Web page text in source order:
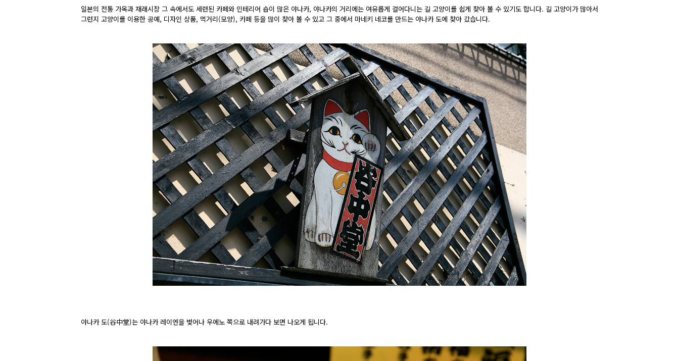
일본의 전통 가옥과 재래시장 그 속에서도 세련된 카페와 인테리어 숍이 많은 야나카, 야나카의 거리에는 여유롭게 걸어다니는 길 고양이를 쉽게 찾아 볼 수 있기도 합니다. 길 고양이가 많아서
그런지 고양이를 이용한 공예, 디자인 상품, 먹거리(모양), 카페 등을 많이 찾아 볼 수 있고 그 중에서 마네키 네코를 만드는 야나카 도에 찾아 갔습니다.
야나카 도(谷中堂)는 야나카 레이엔을 벚어나 우에노 쪽으로 내려가다 보면 나오게 됩니다.